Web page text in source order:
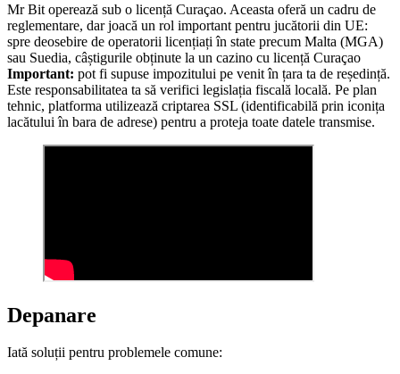
Mr Bit operează sub o licență Curaçao. Aceasta oferă un cadru de
reglementare, dar joacă un rol important pentru jucătorii din UE:
spre deosebire de operatorii licențiați în state precum Malta (MGA)
sau Suedia, câștigurile obținute la un cazino cu licență Curaçao
Important: pot fi supuse impozitului pe venit în țara ta de reședință.
Este responsabilitatea ta să verifici legislația fiscală locală. Pe plan
tehnic, platforma utilizează criptarea SSL (identificabilă prin iconița
lacătului în bara de adrese) pentru a proteja toate datele transmise.
Depanare
Iată soluții pentru problemele comune: